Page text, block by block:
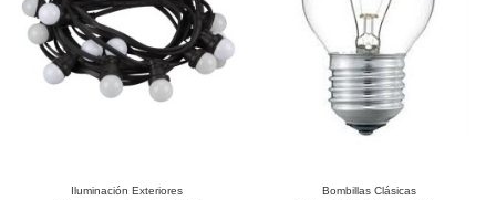
Iluminación Exteriores Bombillas Clásicas